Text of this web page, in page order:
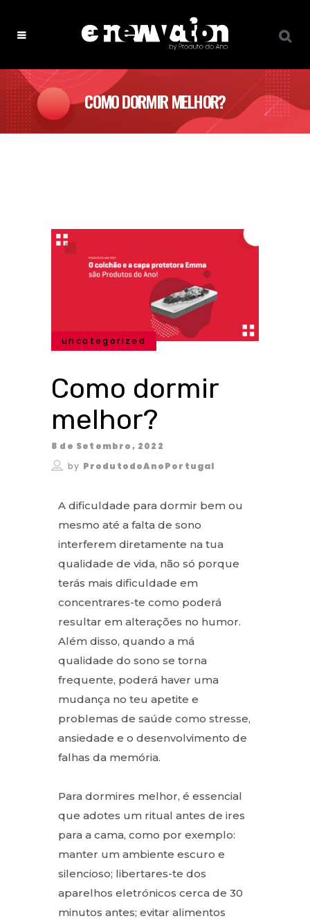
COMO DORMIR MELHOR?
uncategorized
Como dormir
melhor?
8 de Setembro, 2022
by ProdutodoAnoPortugal
A dificuldade para dormir bem ou
mesmo até a falta de sono
interferem diretamente na tua
qualidade de vida, não só porque
terás mais dificuldade em
concentrares-te como poderá
resultar em alterações no humor.
Além disso, quando a má
qualidade do sono se torna
frequente, poderá haver uma
mudança no teu apetite e
problemas de saúde como stresse,
ansiedade e o desenvolvimento de
falhas da memória.
Para dormires melhor, é essencial
que adotes um ritual antes de ires
para a cama, como por exemplo:
manter um ambiente escuro e
silencioso; libertares-te dos
aparelhos eletrónicos cerca de 30
minutos antes; evitar alimentos